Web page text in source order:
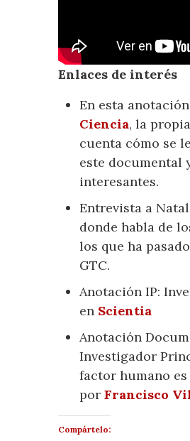
Enlaces de interés
En esta
Ciencia, la
cuenta cómo se
este documental
interesantes.
Entrevista a
donde habla de
los que ha
GTC.
Anotación IP:
en Scientia
Anotación
Investigador
factor humano
porFrancisco
Compártelo: